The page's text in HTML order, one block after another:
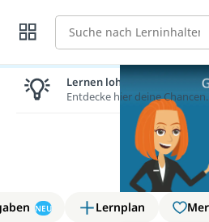
Suche
NEU Lernplan
Lernen lohnt sich!
Entdecke hier deine Chancen.